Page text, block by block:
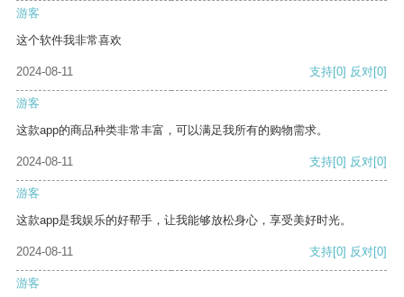
游客
这个软件我非常喜欢
2024-08-11 支持[0] 反对[0]
游客
这款app的商品种类非常丰富，可以满足我所有的购物需求。
2024-08-11 支持[0] 反对[0]
游客
这款app是我娱乐的好帮手，让我能够放松身心，享受美好时光。
2024-08-11 支持[0] 反对[0]
游客